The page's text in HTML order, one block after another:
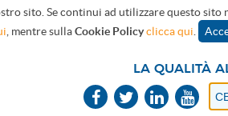
sito. Se continui ad utilizzare questo sito
, mentre sullaCookie Policy clicca qui
LA QUALITÀ